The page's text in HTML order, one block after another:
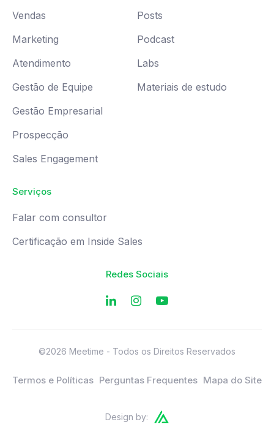
Vendas
Marketing
Atendimento
Gestão de Equipe
Gestão Empresarial
Prospecção
Sales Engagement
Posts
Podcast
Labs
Materiais de estudo
Serviços
Falar com consultor
Certificação em Inside Sales
Redes Sociais
©2026 Meetime - Todos os Direitos Reservados
Termos e Políticas Perguntas Frequentes Mapa do Site
Design by: